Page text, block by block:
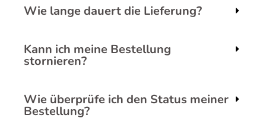
Wie lange dauert die Lieferung?
Kann ich meine Bestellung
stornieren?
Wie überprüfe ich den Status meiner
Bestellung?